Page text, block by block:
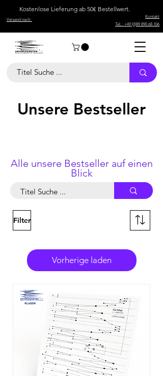
Kostenlose Lieferung ab 50€ Bestellwert.
Kontakt
Tel.: +49 (0)89 890 68 106
Versand nach:
Unsere Bestseller
Alle unsere Bestseller auf einen
Blick
Filter
Vorherige laden